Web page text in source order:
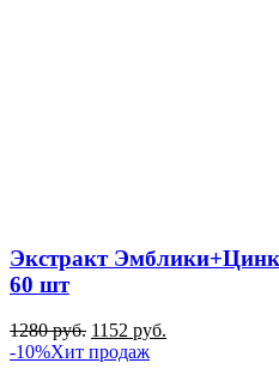
Экстракт
60 шт
1280руб. 1152 руб.
-10%Хит продаж